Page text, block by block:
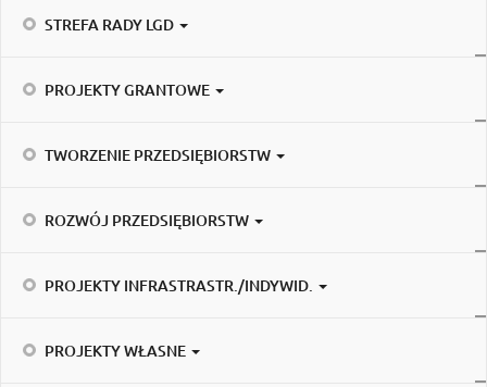
STREFA RADY LGD
PROJEKTY GRANTOWE
TWORZENIE PRZEDSIĘBIORSTW
ROZWÓJ PRZEDSIĘBIORSTW
PROJEKTY INFRASTRASTR./INDYWID.
PROJEKTY WŁASNE